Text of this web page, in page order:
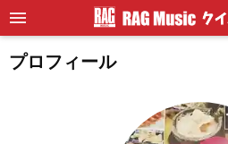
プロフィール